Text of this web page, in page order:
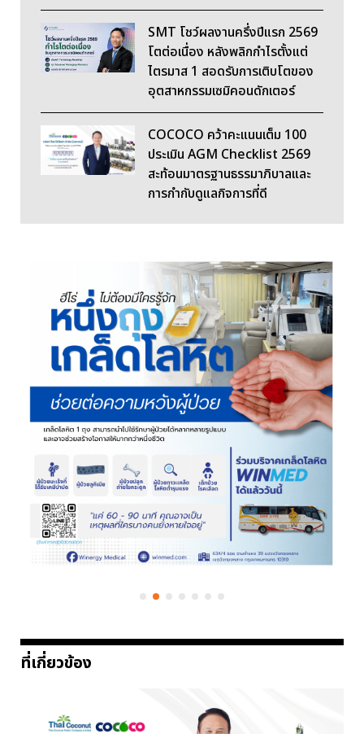
SMT โชว์ผลงานครึ่งปีแรก 2569
โตต่อเนื่อง หลังพลิกกำไรตั้งแต่
ไตรมาส 1 สอดรับการเติบโตของ
อุตสาหกรรมเซมิคอนดักเตอร์
COCOCO คว้าคะแนนเต็ม 100
ประเมิน AGM Checklist 2569
สะท้อนมาตรฐานธรรมาภิบาลและ
การกำกับดูแลกิจการที่ดี
ที่เกี่ยวข้อง